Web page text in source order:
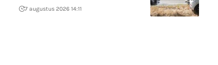
7 augustus 2026 14:11